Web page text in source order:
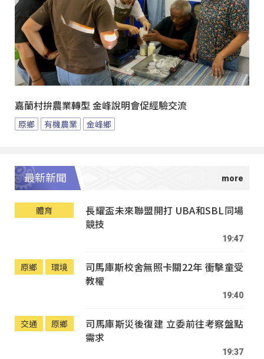
嘉蘭村拚農業轉型 金峰說明會促經驗交流
原鄉 有機農業 金峰鄉
最新新聞
體育
長耀盃未來聯盟開打 UBA和SBL同場
競技
19:47
原鄉 環境
司馬庫斯校舍無照卡關22年 衝擊童受
教權
19:40
交通 原鄉
司馬庫斯災後復建 立委前往考察盤點
需求
19:37